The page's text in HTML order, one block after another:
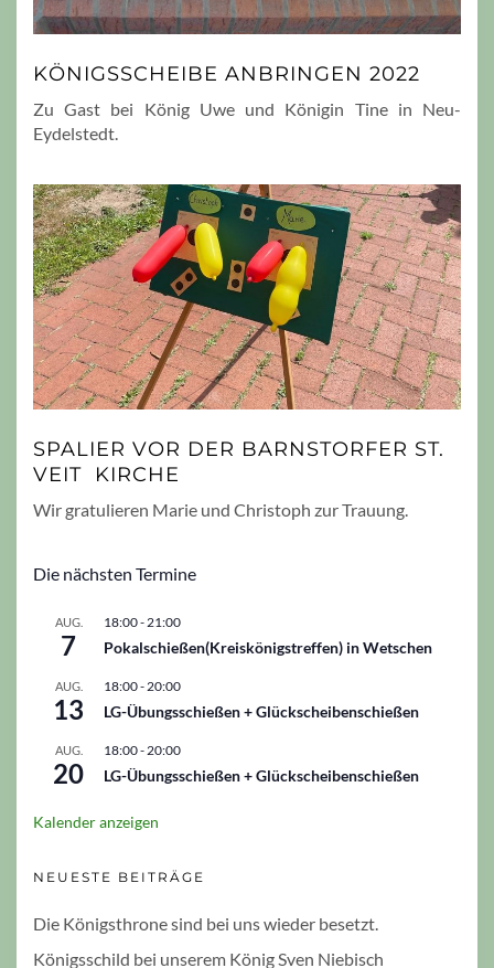
KÖNIGSSCHEIBE ANBRINGEN 2022
Zu Gast bei König Uwe und Königin Tine in Neu-
Eydelstedt.
SPALIER VOR DER BARNSTORFER ST.
VEIT KIRCHE
Wir gratulieren Marie und Christoph zur Trauung.
Die nächsten Termine
AUG.
7
18:00- 21:00
Pokalschießen(Kreiskönigstreffen) in Wetschen
AUG.
13
18:00- 20:00
LG-Übungsschießen + Glückscheibenschießen
AUG.
20
18:00- 20:00
LG-Übungsschießen + Glückscheibenschießen
Kalender anzeigen
NEUESTE BEITRÄGE
Die Königsthrone sind bei uns wieder besetzt.
Königsschild bei unserem König Sven Niebisch